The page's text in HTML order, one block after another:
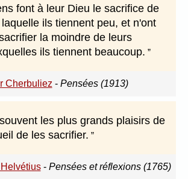
font à leur Dieu le sacrifice de
laquelle ils tiennent peu, et n'ont
la moindre de leurs
ils tiennent beaucoup.
Cherbuliez - Pensées (1913)
les plus grands plaisirs de
de les sacrifier.
- Pensées et réflexions (1765)